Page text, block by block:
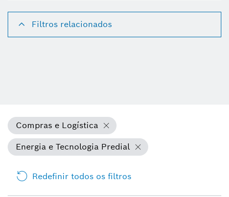
Filtros relacionados
Compras e Logística
Energia e Tecnologia Predial
Redefinir todos os filtros